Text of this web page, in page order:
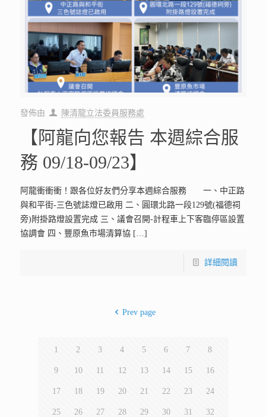
發佈由 陳清龍立法委員服務處
【阿龍向您報告 本週綜合服
務 09/18-09/23】
阿龍衝衝衝！跟各位好友們分享本週綜合服務 一、中正路
與和平街-三色號誌燈已啟用 二、圓環北路一段129號(福德祠
旁)附掛路燈設置完成 三、議會召開-計程車上下客臨停區設置
協調會 四、豐原魚市場清算協[…]
詳細閱讀
Prev page
1 2 3 4 5 6 7 8
9 10 11 12 13 14 15 16
17 18 19 20 21 22 23 24
25 26 27 28 29 30 31 32